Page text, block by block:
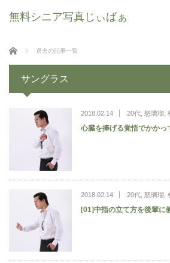
無料シニア写真じぃばぁ
ホーム 過去の記事一覧
サングラス
2018.02.14 20代, 怒璃瑠,
心臓を捧げる覚悟でかかっ
2018.02.14 20代, 怒璃瑠,
[01]中指の立て方を後輩に